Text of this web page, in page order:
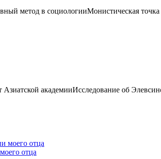
метод в социологииМонистическая точка
Азиатской академииИсследование об
отца